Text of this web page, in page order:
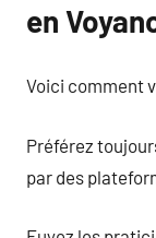
en
Voici comment
Préférez
par des